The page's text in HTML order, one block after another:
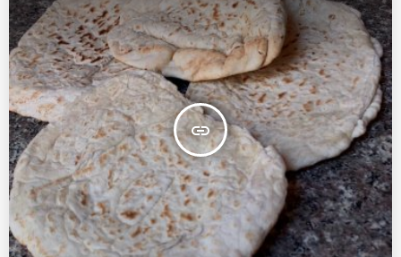
insert_link